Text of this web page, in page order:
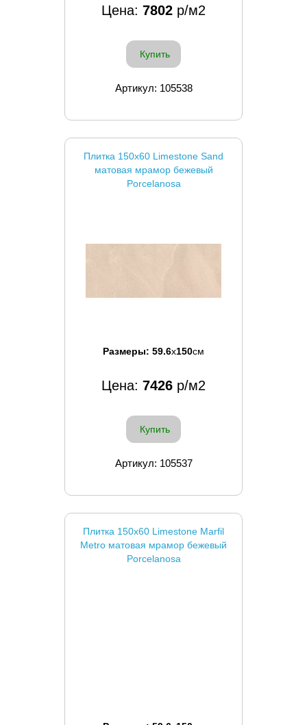
Цена: 7802 р/м2
Купить
Артикул: 105538
Плитка 150x60 Limestone Sand
матовая мрамор бежевый
Porcelanosa
Размеры: 59.6x150см
Цена: 7426 р/м2
Купить
Артикул: 105537
Плитка 150x60 Limestone Marfil
Metro матовая мрамор бежевый
Porcelanosa